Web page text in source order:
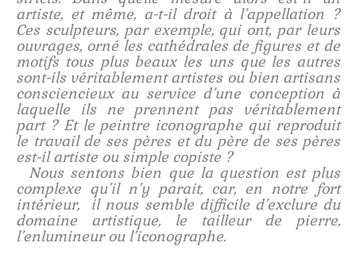
artiste, et même, a-t-il droit à l’appellation ?
Ces sculpteurs, par exemple, qui ont, par leurs
ouvrages, orné les cathédrales de figures et de
motifs tous plus beaux les uns que les autres
sont-ils véritablement artistes ou bien artisans
consciencieux au service d’une conception à
laquelle ils ne prennent pas véritablement
part ? Et le peintre iconographe qui reproduit
le travail de ses pères et du père de ses pères
est-il artiste ou simple copiste ?
Nous sentons bien que la question est plus
complexe qu’il n’y parait, car, en notre fort
intérieur, il nous semble difficile d’exclure du
domaine artistique, le tailleur de pierre,
l’enlumineur ou l’iconographe.